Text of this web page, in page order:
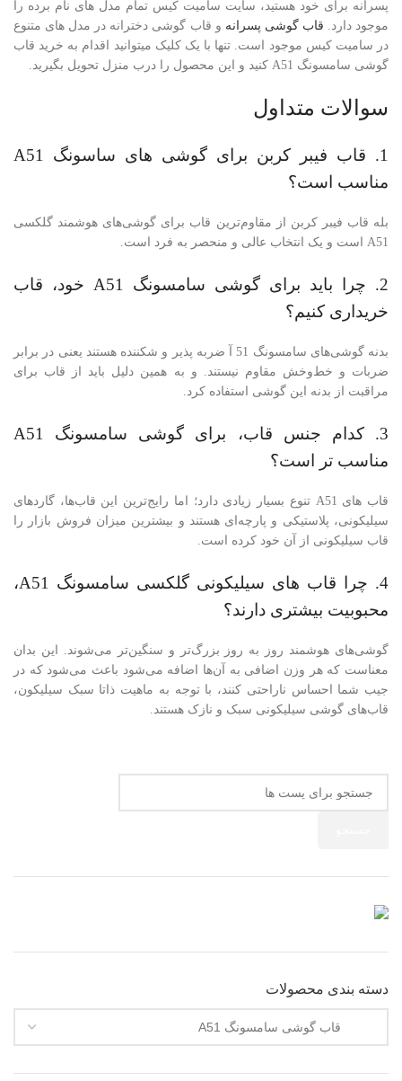
دسته بندی محصولات
پسرانه برای خود هستید، سایت سامیت کیس تمام مدل های نام برده را
موجود دارد. قاب گوشی پسرانه و قاب گوشی دخترانه در مدل های متنوع
در سامیت کیس موجود است. تنها با یک کلیک میتوانید اقدام به خرید قاب
گوشی سامسونگ A51 کنید و این محصول را درب منزل تحویل بگیرید.
سوالات متداول
1. قاب فیبر کربن برای گوشی های ساسونگ A51
مناسب است؟
بله قاب فیبر کربن از مقاوم‌ترین قاب برای گوشی‌های هوشمند گلکسی
A51 است و یک انتخاب عالی و منحصر به فرد است.
2. چرا باید برای گوشی سامسونگ A51 خود، قاب
خریداری کنیم؟
بدنه گوشی‌های سامسونگ 51 آ ضربه پذیر و شکننده هستند یعنی در برابر
ضربات و خط‌وخش مقاوم نیستند. و به همین دلیل باید از قاب برای
مراقبت از بدنه این گوشی استفاده کرد.
3. کدام جنس قاب، برای گوشی سامسونگ A51
مناسب تر است؟
قاب های A51 تنوع بسیار زیادی دارد؛ اما رایج‌ترین این قاب‌ها، گاردهای
سیلیکونی، پلاستیکی و پارچه‌ای هستند و بیشترین میزان فروش بازار را
قاب سیلیکونی از آن خود کرده است.
4. چرا قاب های سیلیکونی گلکسی سامسونگ A51،
محبوبیت بیشتری دارند؟
گوشی‌های هوشمند روز به روز بزرگ‌تر و سنگین‌تر می‌شوند. این بدان
معناست که هر وزن اضافی به آن‌ها اضافه می‌شود باعث می‌شود که در
جیب شما احساس ناراحتی کنند، با توجه به ماهیت ذاتا سبک سیلیکون،
قاب‌های گوشی سیلیکونی سبک و نازک هستند.